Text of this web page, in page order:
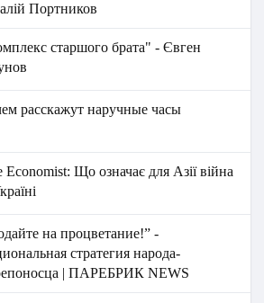
Портников
старшого брата" - Євген
расскажут наручные часы
Economist: Що означає для Азії війна
на процветание!” -
стратегия народа-
| ПАРЕБРИК NEWS